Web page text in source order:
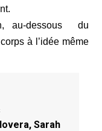
au-dessous du
à l’idée même
Sarah